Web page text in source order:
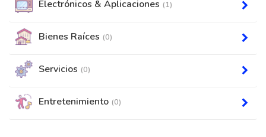
Electrónicos & Aplicaciones (1)
Bienes Raíces (0)
Servicios (0)
Entretenimiento (0)